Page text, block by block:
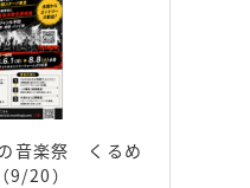
音楽祭 くるめ
9/20）